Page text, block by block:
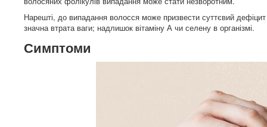
Нарешті, до випадання волосся може призвести суттєвий
значна втрата ваги; надлишок вітаміну А чи селену в організмі.
Симптоми